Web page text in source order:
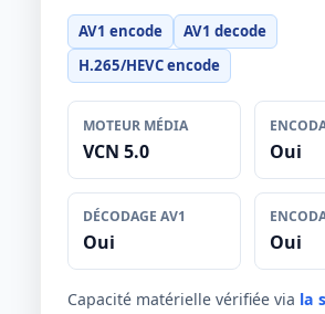
AV1 encode
AV1 decode
H.265/HEVC encode
MOTEUR MÉDIA
VCN 5.0 Oui
DÉCODAGE AV1
Oui Oui
Capacité matérielle vérifiée via la